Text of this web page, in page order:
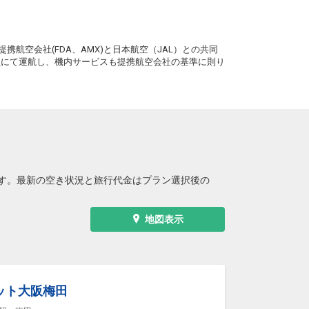
航空会社(FDA、AMX)と日本航空（JAL）との共同
て運航し、機内サービスも提携航空会社の基準に則り
。最新の空き状況と旅行代金はプラン選択後の
地図表示
ト大阪梅田